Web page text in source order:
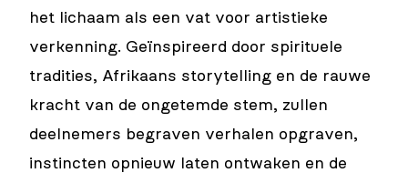
het lichaam als een vat voor artistieke
verkenning. Geïnspireerd door spirituele
tradities, Afrikaans storytelling en de rauwe
kracht van de ongetemde stem, zullen
deelnemers begraven verhalen opgraven,
instincten opnieuw laten ontwaken en de